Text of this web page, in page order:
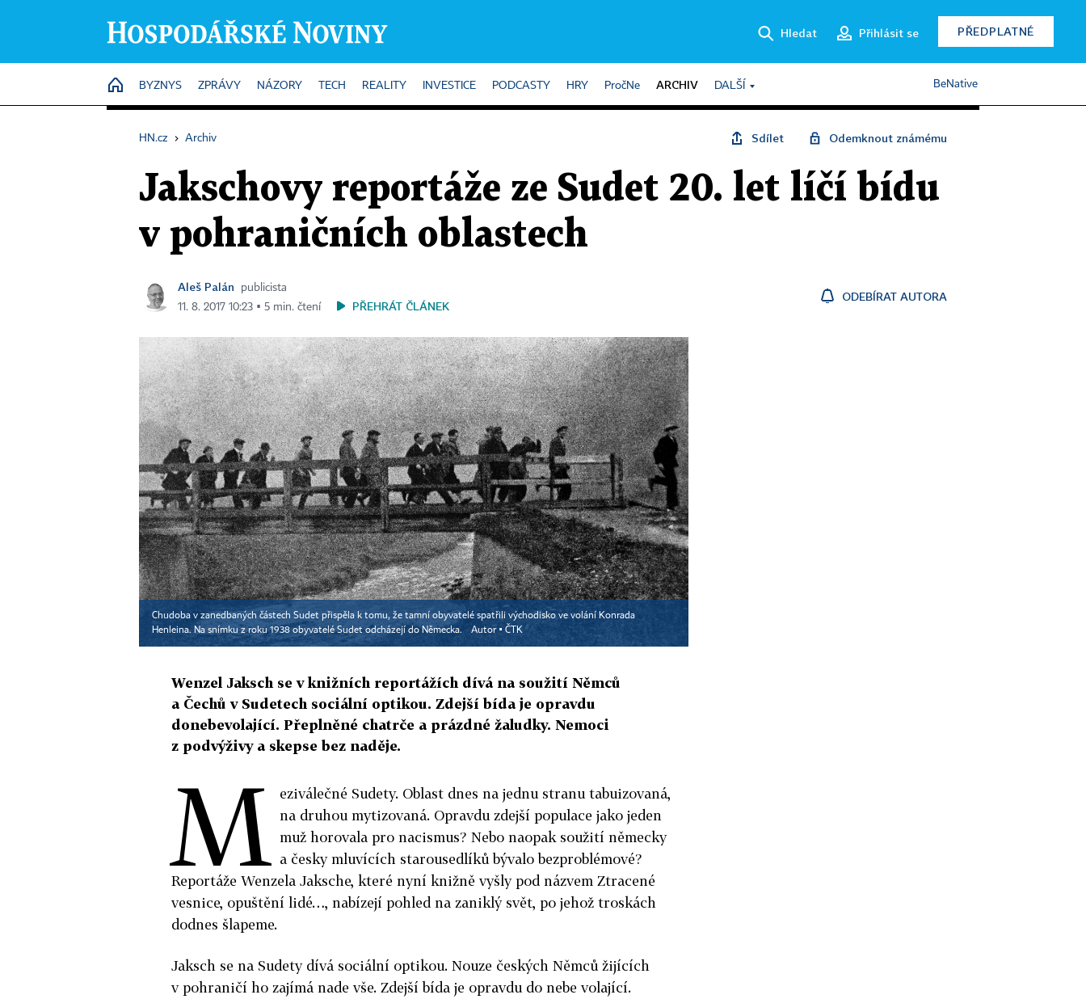
Hledat Přihlásit se PŘEDPLATNÉ
HOME
BYZNYS ZPRÁVY NÁZORY TECH REALITY INVESTICE PODCASTY HRY PročNe ARCHIV DALŠÍ BeNative
HN.cz › Archiv Sdílet Odemknout známému
Jakschovy reportáže ze Sudet 20. let líčí bídu
v pohraničních oblastech
Aleš Palán
publicista
11. 8. 2017 10:23 ▪ 5 min. čtení
PŘEHRÁT ČLÁNEK
ODEBÍRAT AUTORA
Chudoba v zanedbaných částech Sudet přispěla k tomu, že tamní obyvatelé spatřili východisko ve volání Konrada
Henleina. Na snímku z roku 1938 obyvatelé Sudet odcházejí do Německa.
Autor ▪ ČTK
Wenzel Jaksch se v knižních reportážích dívá na soužití Němců
a Čechů v Sudetech sociální optikou. Zdejší bída je opravdu
donebevolající. Přeplněné chatrče a prázdné žaludky. Nemoci
z podvýživy a skepse bez naděje.
M eziválečné Sudety. Oblast dnes na jednu stranu tabuizovaná,
na druhou mytizovaná. Opravdu zdejší populace jako jeden
muž horovala pro nacismus? Nebo naopak soužití německy
a česky mluvících starousedlíků bývalo bezproblémové?
Reportáže Wenzela Jaksche, které nyní knižně vyšly pod názvem Ztracené
vesnice, opuštění lidé…, nabízejí pohled na zaniklý svět, po jehož troskách
dodnes šlapeme.
Jaksch se na Sudety dívá sociální optikou. Nouze českých Němců žijících
v pohraničí ho zajímá nade vše. Zdejší bída je opravdu do nebe volající.